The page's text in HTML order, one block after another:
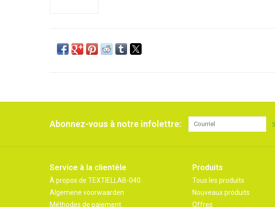
Abonnez-vous à notre infolettre:
Service à la clientèle
À propos de TEXTIELLAB-040
Algemene voorwaarden
Méthodes de paiement
Produits
Tous les produits
Nouveaux produits
Offres